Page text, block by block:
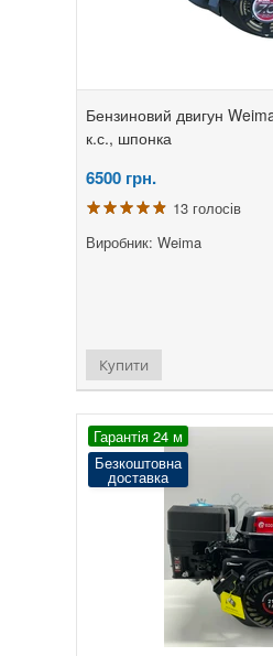
Бензиновий двигун
к.с., шпонка
6500 грн.
13 голосів
Виробник: Weima
Купити
Гарантія 24 м
Безкоштовна
доставка